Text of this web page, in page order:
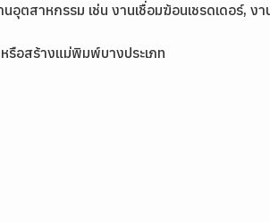
ตสาหกรรม เช่น งานเชื่อมฆ้อนเชรดเดอร์, ง
รือสร้างแม่พิมพ์บางประเภท